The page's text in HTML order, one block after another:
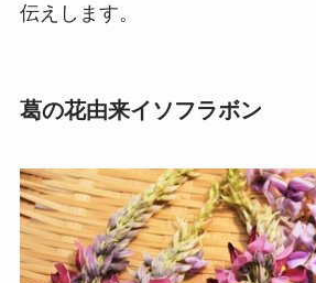
伝えします。
葛の花由来イソフラボン